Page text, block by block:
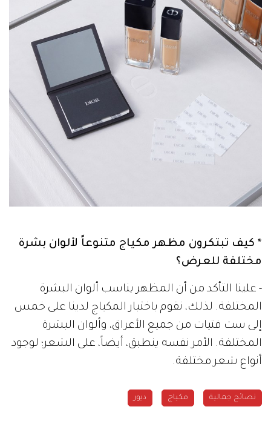
* كيف تبتكرون مظهر مكياج متنوعاً لألوان بشرة
مختلفة للعرض؟
- علينا التأكد من أن المظهر يناسب ألوان البشرة
المختلفة. لذلك، نقوم باختبار المكياج لدينا على خمس
إلى ست فتيات من جميع الأعراق، وألوان البشرة
المختلفة. الأمر نفسه ينطبق، أيضاً، على الشعر؛ لوجود
أنواع شعر مختلفة.
نصائح جمالية مكياج ديور